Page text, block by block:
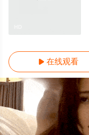
 在线观看